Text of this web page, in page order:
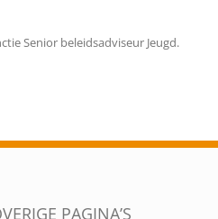
Senior beleidsadviseur Jeugd.
PAGINA’S